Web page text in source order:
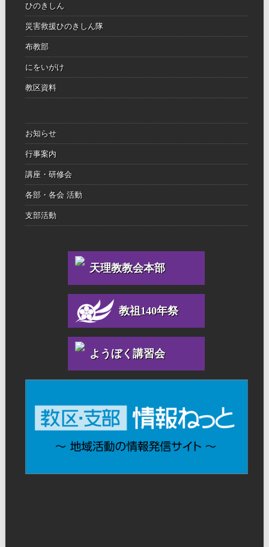
ひのきしん
災害救援ひのきしん隊
布教部
にをいがけ
教区資料
お知らせ
行事案内
講座・研修会
各部・各会 活動
支部活動
天理教教会本部
教祖140年祭
ようぼく講習会